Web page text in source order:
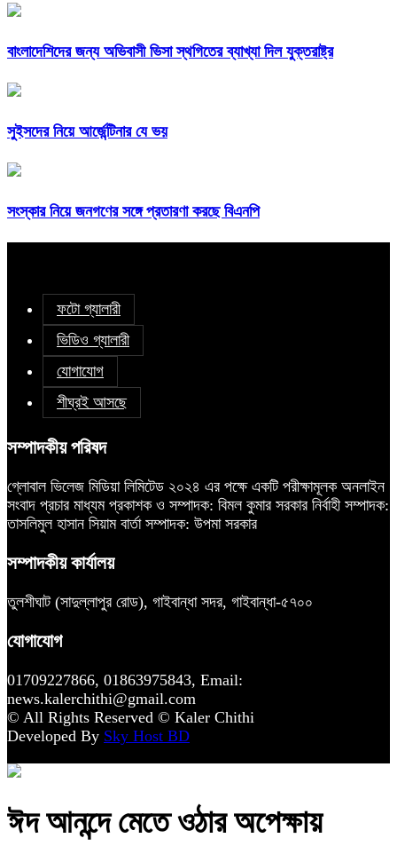
বাংলাদেশিদের জন্য অভিবাসী ভিসা স্থগিতের ব্যাখ্যা দিল যুক্তরাষ্ট্র
সুইসদের নিয়ে আর্জেন্টিনার যে ভয়
সংস্কার নিয়ে জনগণের সঙ্গে প্রতারণা করছে বিএনপি
ফটো গ্যালারী
ভিডিও গ্যালারী
যোগাযোগ
শীঘ্রই আসছে
সম্পাদকীয় পরিষদ
গ্লোবাল ভিলেজ মিডিয়া লিমিটেড ২০২৪ এর পক্ষে একটি পরীক্ষামূলক অনলাইন
সংবাদ প্রচার মাধ্যম প্রকাশক ও সম্পাদক: বিমল কুমার সরকার নির্বাহী সম্পাদক:
তাসলিমুল হাসান সিয়াম বার্তা সম্পাদক: উপমা সরকার
সম্পাদকীয় কার্যালয়
তুলশীঘাট (সাদুল্লাপুর রোড), গাইবান্ধা সদর, গাইবান্ধা-৫৭০০
যোগাযোগ
01709227866, 01863975843, Email:
news.kalerchithi@gmail.com
© All Rights Reserved © Kaler Chithi
Developed By Sky Host BD
ঈদ আনন্দে মেতে ওঠার অপেক্ষায়